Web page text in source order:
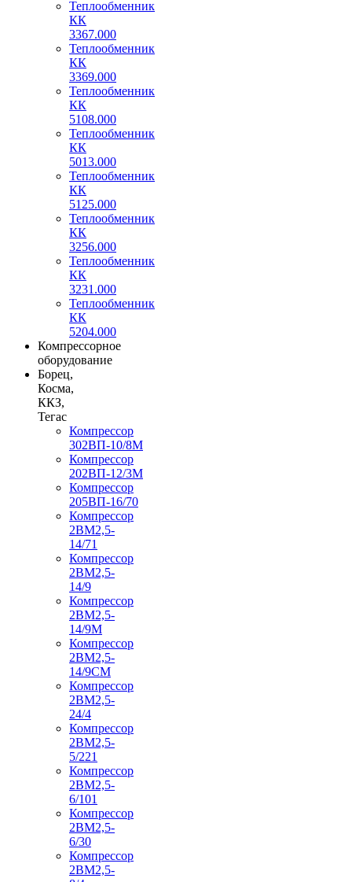
Теплообменник
КК
3367.000
Теплообменник
КК
3369.000
Теплообменник
КК
5108.000
Теплообменник
КК
5013.000
Теплообменник
КК
5125.000
Теплообменник
КК
3256.000
Теплообменник
КК
3231.000
Теплообменник
КК
5204.000
Компрессорное
оборудование
Борец,
Косма,
ККЗ,
Тегас
Компрессор
302ВП-10/8М
Компрессор
202ВП-12/3М
Компрессор
205ВП-16/70
Компрессор
2ВМ2,5-
14/71
Компрессор
2ВМ2,5-
14/9
Компрессор
2ВМ2,5-
14/9М
Компрессор
2ВМ2,5-
14/9СМ
Компрессор
2ВМ2,5-
24/4
Компрессор
2ВМ2,5-
5/221
Компрессор
2ВМ2,5-
6/101
Компрессор
2ВМ2,5-
6/30
Компрессор
2ВМ2,5-